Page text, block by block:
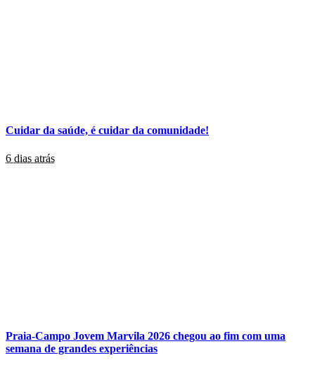
Cuidar da saúde, é cuidar da comunidade!
6 dias atrás
Praia-Campo Jovem Marvila 2026 chegou ao fim com uma
semana de grandes experiências